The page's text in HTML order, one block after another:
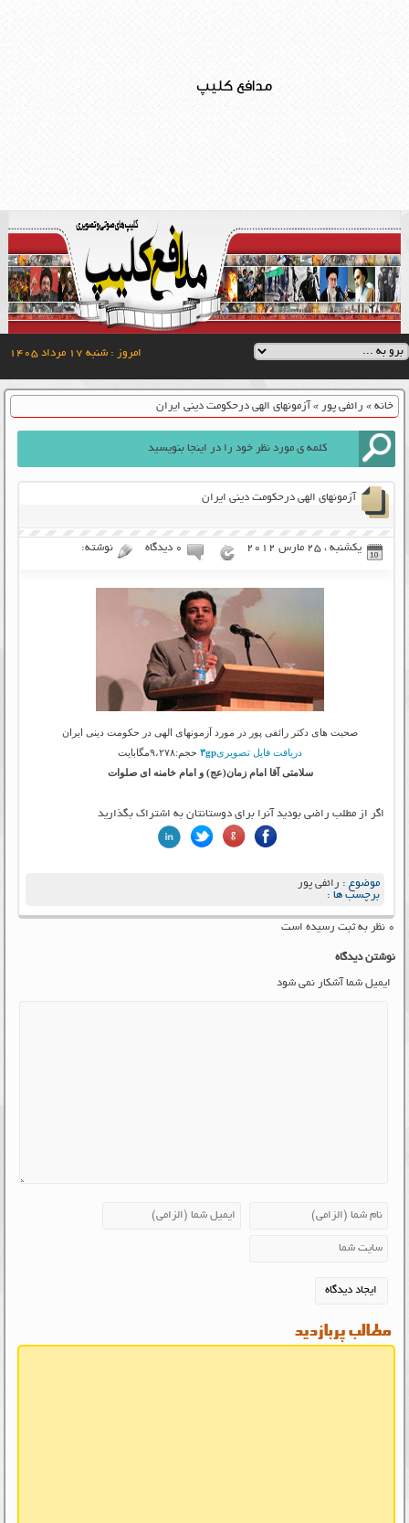
مدافع کلیپ
امروز : شنبه ۱۷ مرداد ۱۴۰۵
خانه» رائفی پور » آزمونهای الهی درحکومت دینی ایران
آزمونهای الهی درحکومت دینی ایران
یکشنبه ، 25 مارس 2012 ۰ دیدگاه نوشته:
صحبت های دکتر رائفی پور در مورد آزمونهای الهی در حکومت دینی ایران
دریافت فایل تصویری۳gpحجم:۹،۲۷۸مگابایت
سلامتی آقا امام زمان(عج) و امام خامنه ای صلوات
اگر از مطلب راضی بودید آنرا برای دوستانتان به اشتراک بگذارید
موضوع : رائفی پور
برچسب ها :
۰ نظر به ثبت رسیده است
نوشتن دیدگاه
ایمیل شما آشکار نمی شود
مطالب پربازدید